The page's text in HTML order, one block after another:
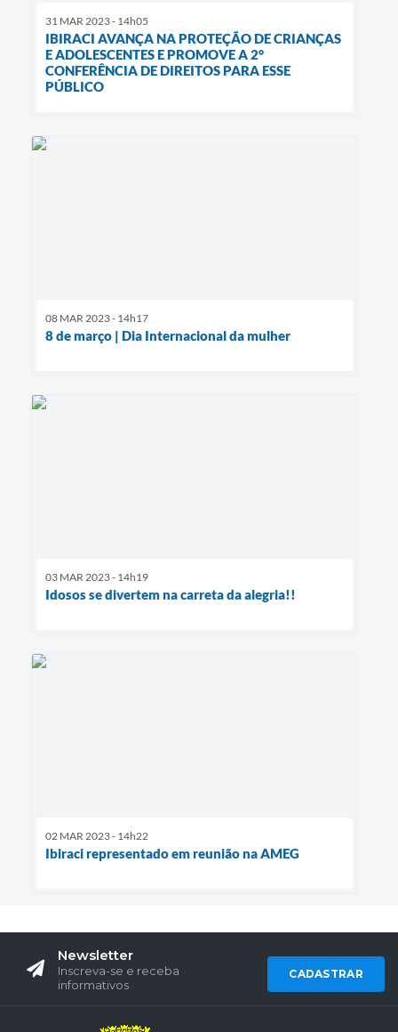
31 MAR 2023 - 14h05
IBIRACI AVANÇA NA PROTEÇÃO DE CRIANÇAS
E ADOLESCENTES E PROMOVE A 2°
CONFERÊNCIA DE DIREITOS PARA ESSE
PÚBLICO
08 MAR 2023 - 14h17
8 de março | Dia Internacional da mulher
03 MAR 2023 - 14h19
Idosos se divertem na carreta da alegria!!
02 MAR 2023 - 14h22
Ibiraci representado em reunião na AMEG
Newsletter
Inscreva-se e receba
informativos
CADASTRAR